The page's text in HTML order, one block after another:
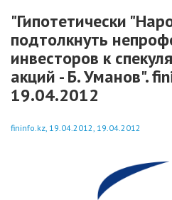
"Гипотетически
подтолкнуть
инвесторов к
акций - Б. Уманов".
19.04.2012
fininfo.kz, 19.04.2012, 19.04.2012